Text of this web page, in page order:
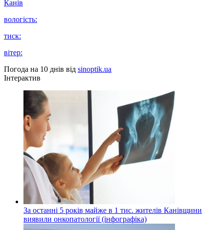
Канів
вологість:
тиск:
вітер:
Погода на 10 днів від sinoptik.ua
Інтерактив
За останні 5 років майже в 1 тис. жителів Канівщини
виявили онкопатології (інфографіка)